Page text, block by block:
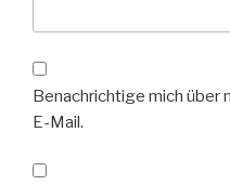
Benachrichtige mich über
E-Mail.